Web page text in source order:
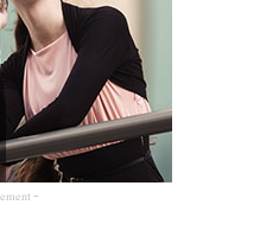
-